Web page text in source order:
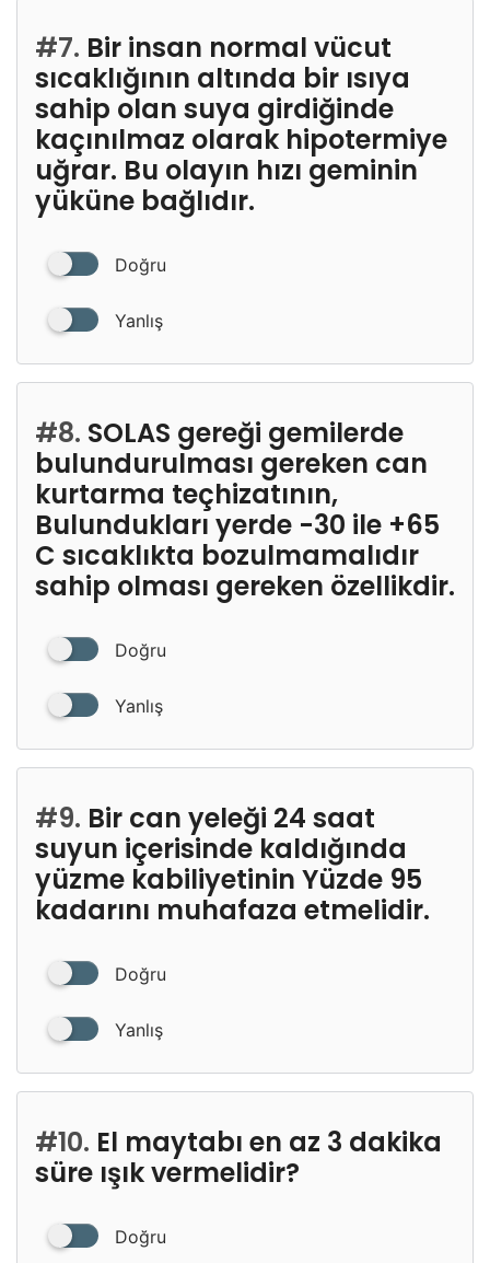
#7. Bir insan normal vücut
sıcaklığının altında bir ısıya
sahip olan suya girdiğinde
kaçınılmaz olarak hipotermiye
uğrar. Bu olayın hızı geminin
yüküne bağlıdır.
Doğru
Yanlış
#8. SOLAS gereği gemilerde
bulundurulması gereken can
kurtarma teçhizatının,
Bulundukları yerde -30 ile +65
C sıcaklıkta bozulmamalıdır
sahip olması gereken özellikdir.
Doğru
Yanlış
#9. Bir can yeleği 24 saat
suyun içerisinde kaldığında
yüzme kabiliyetinin Yüzde 95
kadarını muhafaza etmelidir.
Doğru
Yanlış
#10. El maytabı en az 3 dakika
süre ışık vermelidir?
Doğru